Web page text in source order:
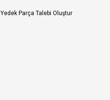
Yedek Parça Talebi Oluştur